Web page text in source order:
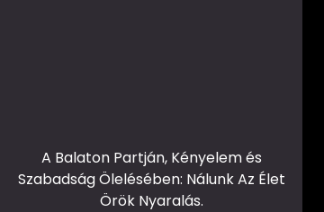
A Balaton Partján, Kényelem és
Szabadság Ölelésében: Nálunk Az Élet
Örök Nyaralás.